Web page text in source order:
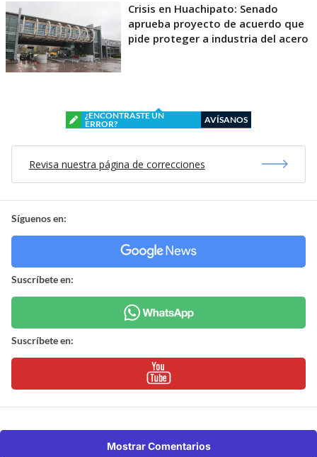
Crisis en Huachipato: Senado
aprueba proyecto de acuerdo que
pide proteger a industria del acero
¿ENCONTRASTE UN
ERROR?
AVÍSANOS
Revisa nuestra página de correcciones
Síguenos en:
Suscríbete en:
Suscríbete en:
Mostrar Comentarios